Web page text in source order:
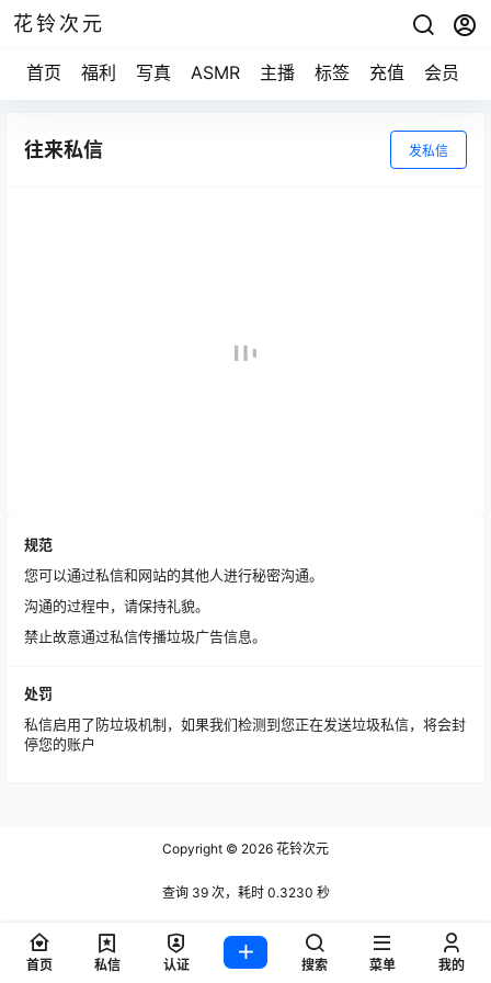
花铃次元
首页 福利 写真 ASMR 主播 标签 充值 会员
往来私信 发私信
规范
您可以通过私信和网站的其他人进行秘密沟通。
沟通的过程中，请保持礼貌。
禁止故意通过私信传播垃圾广告信息。
处罚
私信启用了防垃圾机制，如果我们检测到您正在发送垃圾私信，将会封
停您的账户
Copyright © 2026 花铃次元
查询 39 次，耗时 0.3230 秒
首页 私信 认证 搜索 菜单 我的